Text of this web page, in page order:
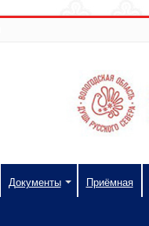
Документы Приёмная